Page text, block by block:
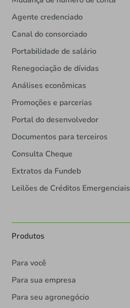
Agente credenciado
Canal do consorciado
Portabilidade de salário
Renegociação de dívidas
Análises econômicas
Promoções e parcerias
Portal do desenvolvedor
Documentos para terceiros
Consulta Cheque
Extratos da Fundeb
Leilões de Créditos Emergenciais
Produtos
Para você
Para sua empresa
Para seu agronegócio